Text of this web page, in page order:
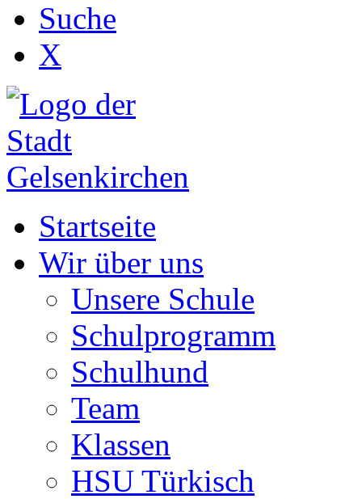
Suche
X
Startseite
Wir über uns
Unsere Schule
Schulprogramm
Schulhund
Team
Klassen
HSU Türkisch